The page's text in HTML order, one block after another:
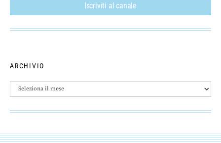
Iscriviti al canale
ARCHIVIO
Archivio